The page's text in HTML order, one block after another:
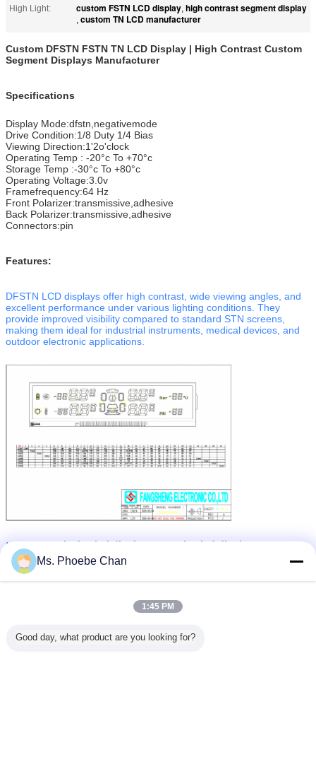
High Light: custom FSTN LCD display, high contrast segment display
, custom TN LCD manufacturer
Custom DFSTN FSTN TN LCD Display | High Contrast Custom
Segment Displays Manufacturer
Specifications
Display Mode:dfstn,negativemode
Drive Condition:1/8 Duty 1/4 Bias
Viewing Direction:1'2o'clock
Operating Temp : -20°c To +70°c
Storage Temp :-30°c To +80°c
Operating Voltage:3.0v
Framefrequency:64 Hz
Front Polarizer:transmissive,adhesive
Back Polarizer:transmissive,adhesive
Connectors:pin
Features:
DFSTN LCD displays offer high contrast, wide viewing angles, and
excellent performance under various lighting conditions. They
provide improved visibility compared to standard STN screens,
making them ideal for industrial instruments, medical devices, and
outdoor electronic applications.
tagi:transmissive lcd display,negative lcd display,
transflective lcd module
Custom DFSTN FSTN TN LCD
Ms. Phoebe Chan
1:45 PM
Good day, what product are you looking for?